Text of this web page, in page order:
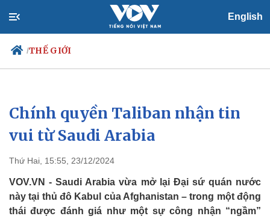
English
/THẾ GIỚI
Chính trị
Đảng
Tổ chức nhân sự
Nhận diện sự thật
Xã hội
Dự báo thời tiết
Việc làm
Biển đảo
Chính quyền Taliban nhận tin
vui từ Saudi Arabia
Thứ Hai, 15:55, 23/12/2024
VOV.VN - Saudi Arabia vừa mở lại Đại sứ quán nước
này tại thủ đô Kabul của Afghanistan – trong một động
thái được đánh giá như một sự công nhận “ngầm”